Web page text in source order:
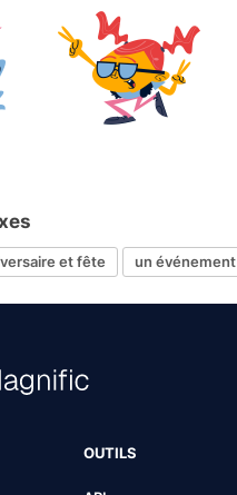
et fête un événement
OUTILS